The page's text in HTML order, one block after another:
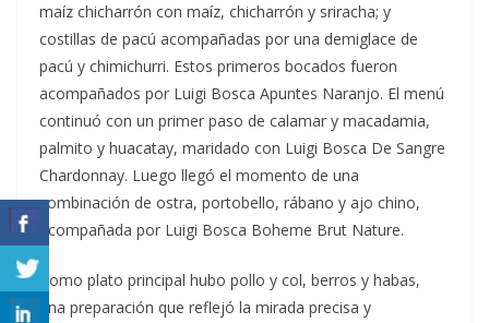
maíz chicharrón con maíz, chicharrón y sriracha; y
costillas de pacú acompañadas por una demiglace de
pacú y chimichurri. Estos primeros bocados fueron
acompañados por Luigi Bosca Apuntes Naranjo. El menú
continuó con un primer paso de calamar y macadamia,
palmito y huacatay, maridado con Luigi Bosca De Sangre
Chardonnay. Luego llegó el momento de una
combinación de ostra, portobello, rábano y ajo chino,
acompañada por Luigi Bosca Boheme Brut Nature.
Como plato principal hubo pollo y col, berros y habas,
una preparación que reflejó la mirada precisa y